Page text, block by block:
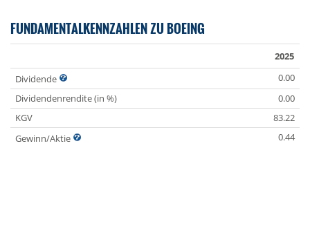
FUNDAMENTALKENNZAHLEN ZU BOEING
2025
Dividende
0.00
Dividendenrendite (in %)
0.00
KGV
83.22
Gewinn/Aktie
0.44